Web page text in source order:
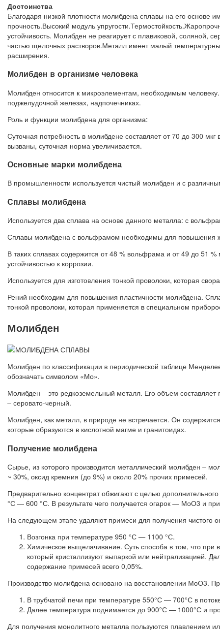
Достоинства
Благодаря низкой плотности молибдена сплавы на его основе
прочность.Высокий модуль
устойчивость. Молибден не реагирует с плавиковой, соляной,
частью щелочных растворов.Металл имеет малый
расширения.
Молибден в организме человека
Молибден относится к микроэлементам, необходимым
поджелудочной железах, надпочечниках.
Роль и функции молибдена для организма:
Суточная потребность в молибдене составляет от 70 до 300
вызваны, суточная норма увеличивается.
Основные марки молибдена
В промышленности используется чистый молибден и с
Сплавы молибдена
Используется два сплава на основе данного металла: с
Сплавы молибдена с вольфрамом необходимы для повышения
В таких сплавах содержится от 48 % вольфрама и от 49 до 51
устойчивостью к коррозии.
Используется для изготовления тонкой проволоки, которая
Рений необходим для повышения пластичности молибдена.
тонкой проволоки, которая применяется в специальном
Молибден
Молибден по классификации в периодической таблице
обозначать символом «Мо».
Молибден – это редкоземельный металл. Его объем
– серовато-черный.
Молибден, как металл, в природе не встречается. Он
которые образуются в кислотной магме и гранитоидах.
Получение молибдена
Сырье, из которого производится металлический молибден –
~ 30%, оксид кремния (до 9%) и около 20% прочих примесей.
Предварительно концентрат обжигают с целью
°С — 600 °С. В результате чего получается огарок — МоО3 и
На следующем этапе удаляют примеси для получения чистого
Возгонка при температуре 950 °С — 1100 °С.
Химическое выщелачивание. Суть способа в том, что
который кристаллизуют выпаркой или нейтрализацией.
содержание примесей всего 0,05%.
Производство молибдена основано на восстановлении МоО3.
В трубчатой печи при температуре 550°С — 700°С в
Далее температура поднимается до 900°С — 1000°С и
Для получения монолитного металла пользуются плавлением